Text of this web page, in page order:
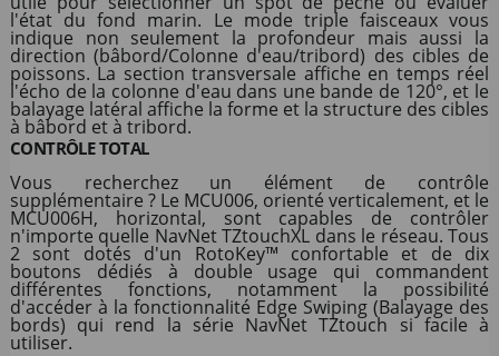
l'état du fond marin. Le mode triple faisceaux vous
indique non seulement la profondeur mais aussi la
direction (bâbord/Colonne d'eau/tribord) des cibles de
poissons. La section transversale affiche en temps réel
l'écho de la colonne d'eau dans une bande de 120°, et le
balayage latéral affiche la forme et la structure des cibles
à bâbord et à tribord.
CONTRÔLE TOTAL
Vous recherchez un élément de contrôle
supplémentaire ? Le MCU006, orienté verticalement, et le
MCU006H, horizontal, sont capables de contrôler
n'importe quelle NavNet TZtouchXL dans le réseau. Tous
2 sont dotés d'un RotoKey™ confortable et de dix
boutons dédiés à double usage qui commandent
différentes fonctions, notamment la possibilité
d'accéder à la fonctionnalité Edge Swiping (Balayage des
bords) qui rend la série NavNet TZtouch si facile à
utiliser.